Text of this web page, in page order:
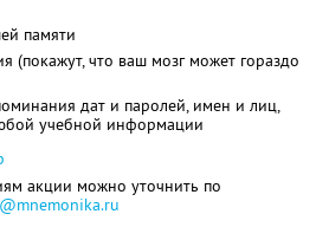
памяти
(покажут, что ваш мозг может гораздо
дат и паролей, имен и лиц,
учебной информации
акции можно уточнить по